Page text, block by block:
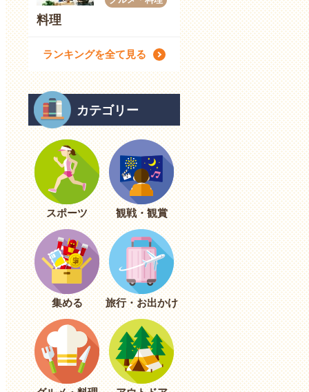
料理
ランキングを全て見る
カテゴリー
スポーツ 観戦・観賞
集める 旅行・お出かけ